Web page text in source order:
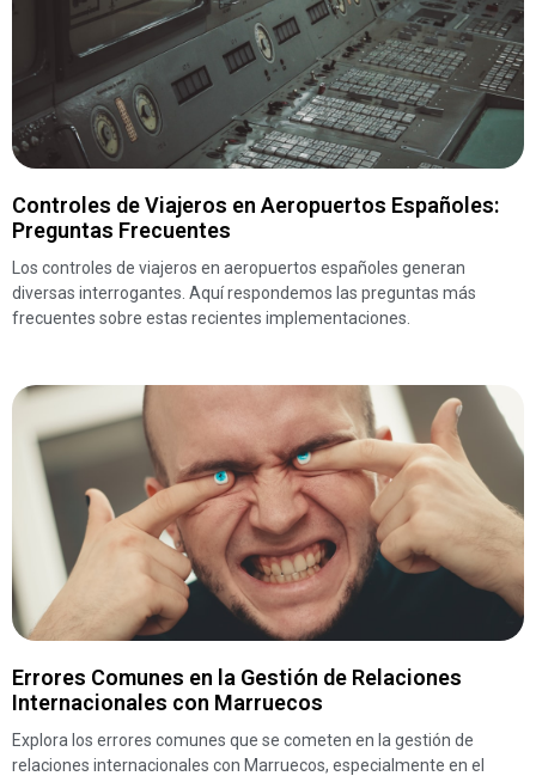
Controles de Viajeros en Aeropuertos Españoles:
Preguntas Frecuentes
Los controles de viajeros en aeropuertos españoles generan
diversas interrogantes. Aquí respondemos las preguntas más
frecuentes sobre estas recientes implementaciones.
Errores Comunes en la Gestión de Relaciones
Internacionales con Marruecos
Explora los errores comunes que se cometen en la gestión de
relaciones internacionales con Marruecos, especialmente en el